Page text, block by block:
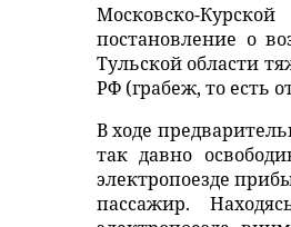
Московско-
постановление о
Тульской области
РФ (грабеж, то есть
В ходе
так давно
электропоезде
пассажир.